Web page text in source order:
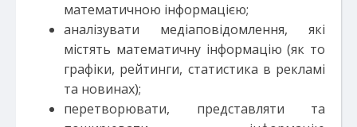
математичною інформацією;
аналізувати медіаповідомлення, які
містять математичну інформацію (як то
графіки, рейтинги, статистика в рекламі
та новинах);
перетворювати, представляти та